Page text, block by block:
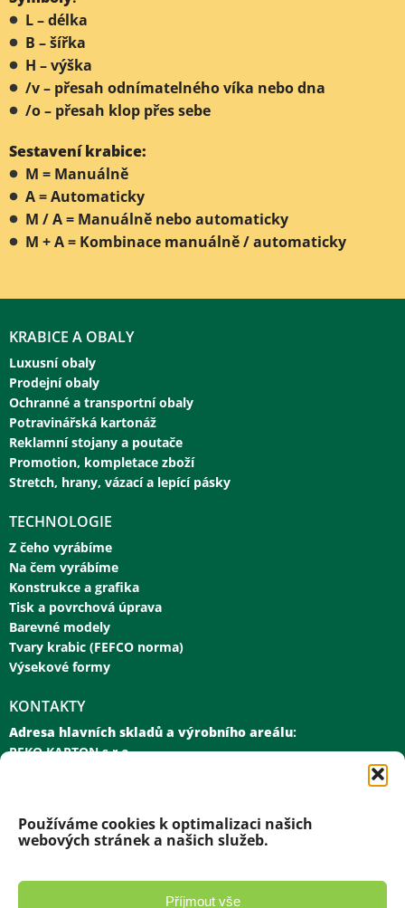
Používáme cookies k optimalizaci našich
webových stránek a našich služeb.
Příjmout vše
L – délka
B – šířka
H – výška
/v – přesah odnímatelného víka nebo dna
/o – přesah klop přes sebe
Sestavení krabice:
M = Manuálně
A = Automaticky
M / A = Manuálně nebo automaticky
M + A = Kombinace manuálně / automaticky
KRABICE A OBALY
Luxusní obaly
Prodejní obaly
Ochranné a transportní obaly
Potravinářská kartonáž
Reklamní stojany a poutače
Promotion, kompletace zboží
Stretch, hrany, vázací a lepící pásky
TECHNOLOGIE
Z čeho vyrábíme
Na čem vyrábíme
Konstrukce a grafika
Tisk a povrchová úprava
Barevné modely
Tvary krabic (FEFCO norma)
Výsekové formy
KONTAKTY
Adresa hlavních skladů a výrobního areálu:
PEKO KARTON s.r.o.
NÁŠ KONTAKT